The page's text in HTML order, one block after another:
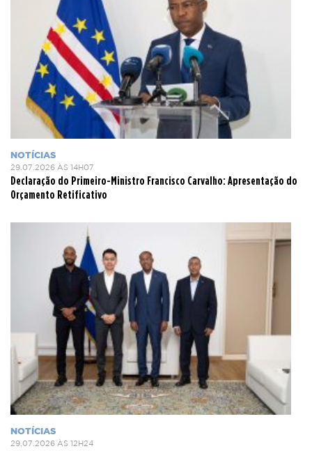
NOTÍCIAS
29.07.2026 ÀS 14H07
Declaração do Primeiro-Ministro Francisco Carvalho: Apresentação do
Orçamento Retificativo
NOTÍCIAS
29.07.2026 ÀS 12H24